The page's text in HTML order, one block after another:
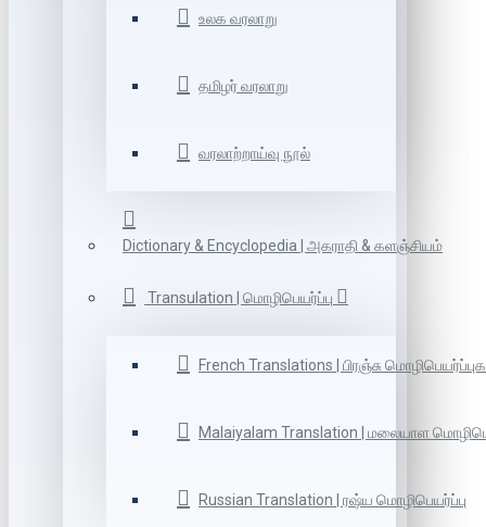
உலக வரலாறு
தமிழர் வரலாறு
வரலாற்றாய்வு நூல்
Dictionary & Encyclopedia | அகராதி & களஞ்சியம்
Transulation | மொழிபெயர்ப்பு
French Translations | பிரஞ்சு
Malaiyalam Translation | மலையாள
Russian Translation | ரஷ்ய மொழிபெயர்ப்பு